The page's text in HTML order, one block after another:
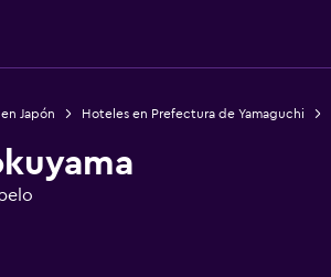
Japón Hoteles en Prefectura de Yamaguchi